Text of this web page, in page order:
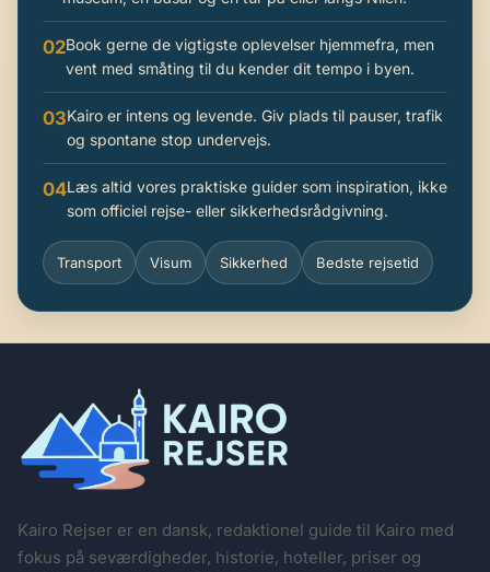
02Book gerne de vigtigste oplevelser hjemmefra, men
vent med småting til du kender dit tempo i byen.
03Kairo er intens og levende. Giv plads til pauser, trafik
og spontane stop undervejs.
04Læs altid vores praktiske guider som inspiration, ikke
som officiel rejse- eller sikkerhedsrådgivning.
Transport Visum Sikkerhed Bedste rejsetid
Kairo Rejser er en dansk, redaktionel guide til Kairo med
fokus på seværdigheder, historie, hoteller, priser og